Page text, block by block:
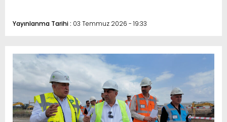
Yayınlanma Tarihi : 03 Temmuz 2026 - 19:33